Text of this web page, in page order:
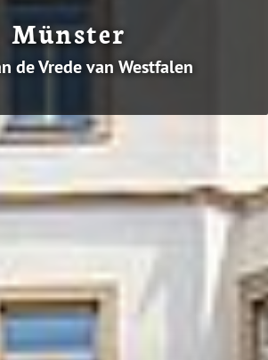
Münster
de Vrede van Westfalen